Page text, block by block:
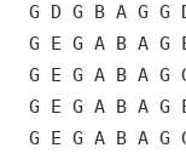
G D G B A G G
G E G A B A G
G E G A B A G
G E G A B A G
G E G A B A G